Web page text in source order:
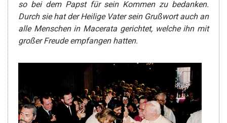
so bei dem Papst für sein Kommen zu bedanken.
Durch sie hat der Heilige Vater sein Grußwort auch an
alle Menschen in Macerata gerichtet, welche ihn mit
großer Freude empfangen hatten.